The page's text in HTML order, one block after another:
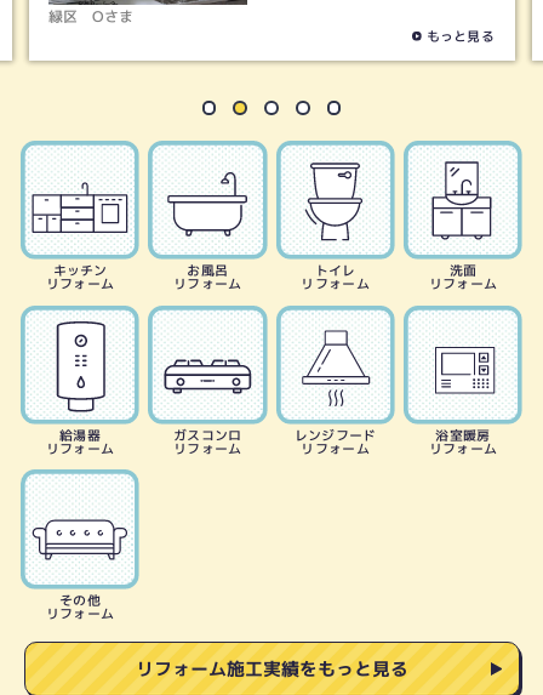
キッチン
リフォーム
お風呂
リフォーム
トイレ
リフォーム
洗面
リフォーム
給湯器
リフォーム
ガスコンロ
リフォーム
レンジフード
リフォーム
浴室暖房
リフォーム
その他
リフォーム
リフォーム施工実績をもっと見る